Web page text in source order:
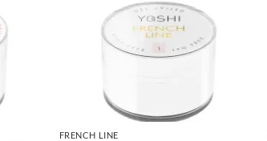
FRENCH LINE